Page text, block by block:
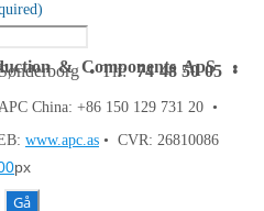
px
& Components ApS•
• Tlf:74 48 50 05•
China: +86 150 129 731 20 •
www.apc.as • CVR: 26810086